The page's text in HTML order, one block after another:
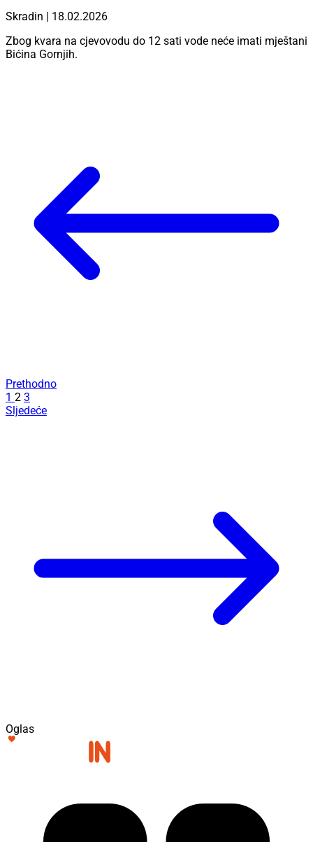
Skradin | 18.02.2026
Zbog kvara na cjevovodu do 12 sati vode neće imati mještani
Bićina Gornjih.
Prethodno
1 2 3
Sljedeće
Oglas